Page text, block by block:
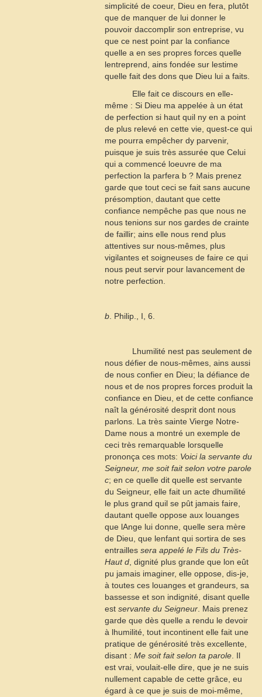
simplicité de coeur, Dieu en fera, plutôt
que de manquer de lui donner le
pouvoir daccomplir son entreprise, vu
que ce nest point par la confiance
quelle a en ses propres forces quelle
lentreprend, ains fondée sur lestime
quelle fait des dons que Dieu lui a faits.
Elle fait ce discours en elle-
même : Si Dieu ma appelée à un état
de perfection si haut quil ny en a point
de plus relevé en cette vie, quest-ce qui
me pourra empêcher dy parvenir,
puisque je suis très assurée que Celui
qui a commencé loeuvre de ma
perfection la parfera b ? Mais prenez
garde que tout ceci se fait sans aucune
présomption, dautant que cette
confiance nempêche pas que nous ne
nous tenions sur nos gardes de crainte
de faillir; ains elle nous rend plus
attentives sur nous-mêmes, plus
vigilantes et soigneuses de faire ce qui
nous peut servir pour lavancement de
notre perfection.
b . Philip., I, 6.
Lhumilité nest pas seulement de
nous défier de nous-mêmes, ains aussi
de nous confier en Dieu; la défiance de
nous et de nos propres forces produit la
confiance en Dieu, et de cette confiance
naît la générosité desprit dont nous
parlons. La très sainte Vierge Notre-
Dame nous a montré un exemple de
ceci très remarquable lorsquelle
prononça ces mots: Voici la servante du
Seigneur, me soit fait selon votre parole
c; en ce quelle dit quelle est servante
du Seigneur, elle fait un acte dhumilité
le plus grand quil se pût jamais faire,
dautant quelle oppose aux louanges
que lAnge lui donne, quelle sera mère
de Dieu, que lenfant qui sortira de ses
entrailles sera appelé le Fils du Très-
Haut d , dignité plus grande que lon eût
pu jamais imaginer, elle oppose, dis-je,
à toutes ces louanges et grandeurs, sa
bassesse et son indignité, disant quelle
est servante du Seigneur . Mais prenez
garde que dès quelle a rendu le devoir
à lhumilité, tout incontinent elle fait une
pratique de générosité très excellente,
disant : Me soit fait selon ta parole . Il
est vrai, voulait-elle dire, que je ne suis
nullement capable de cette grâce, eu
égard à ce que je suis de moi-même,